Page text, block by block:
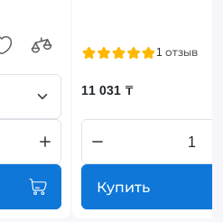
1 отзыв
11 031 ₸
Купить